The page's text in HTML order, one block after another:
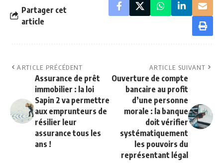
Partager cet
article
ARTICLE PRÉCÉDENT
Assurance de prêt
immobilier : la loi
Sapin 2 va permettre
aux emprunteurs de
résilier leur
assurance tous les
ans !
ARTICLE SUIVANT
Ouverture de compte
bancaire au profit
d’une personne
morale : la banque
doit vérifier
systématiquement
les pouvoirs du
représentant légal